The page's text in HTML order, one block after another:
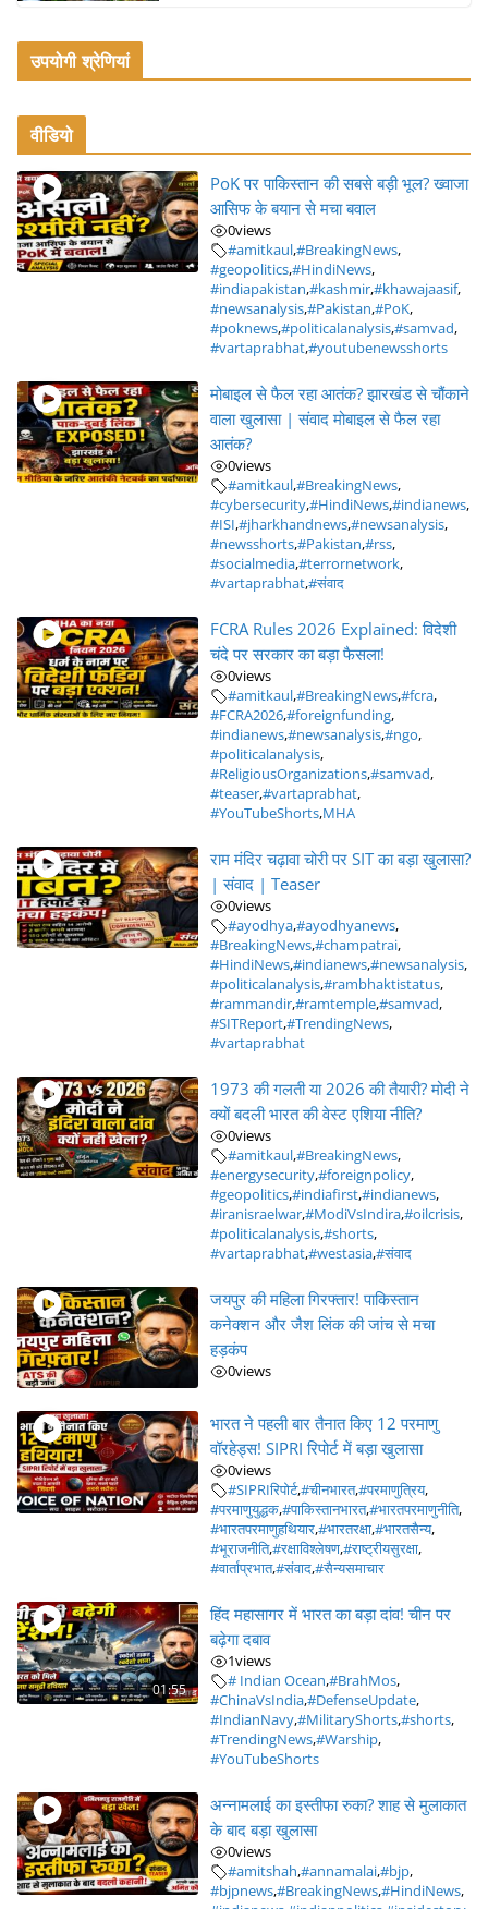
उपयोगी श्रेणियां
वीडियो
PoK पर पाकिस्तान की सबसे बड़ी भूल? ख्वाजा
आसिफ के बयान से मचा बवाल
0views
#amitkaul,#BreakingNews,
#geopolitics,#HindiNews,
#indiapakistan,#kashmir,#khawajaasif,
#newsanalysis,#Pakistan,#PoK,
#poknews,#politicalanalysis,#samvad,
#vartaprabhat,#youtubenewsshorts
मोबाइल से फैल रहा आतंक? झारखंड से चौंकाने
वाला खुलासा | संवाद मोबाइल से फैल रहा
आतंक?
0views
#amitkaul,#BreakingNews,
#cybersecurity,#HindiNews,#indianews,
#ISI,#jharkhandnews,#newsanalysis,
#newsshorts,#Pakistan,#rss,
#socialmedia,#terrornetwork,
#vartaprabhat,#संवाद
FCRA Rules 2026 Explained: विदेशी
चंदे पर सरकार का बड़ा फैसला!
0views
#amitkaul,#BreakingNews,#fcra,
#FCRA2026,#foreignfunding,
#indianews,#newsanalysis,#ngo,
#politicalanalysis,
#ReligiousOrganizations,#samvad,
#teaser,#vartaprabhat,
#YouTubeShorts,MHA
राम मंदिर चढ़ावा चोरी पर SIT का बड़ा खुलासा?
| संवाद | Teaser
0views
#ayodhya,#ayodhyanews,
#BreakingNews,#champatrai,
#HindiNews,#indianews,#newsanalysis,
#politicalanalysis,#rambhaktistatus,
#rammandir,#ramtemple,#samvad,
#SITReport,#TrendingNews,
#vartaprabhat
1973 की गलती या 2026 की तैयारी? मोदी ने
क्यों बदली भारत की वेस्ट एशिया नीति?
0views
#amitkaul,#BreakingNews,
#energysecurity,#foreignpolicy,
#geopolitics,#indiafirst,#indianews,
#iranisraelwar,#ModiVsIndira,#oilcrisis,
#politicalanalysis,#shorts,
#vartaprabhat,#westasia,#संवाद
जयपुर की महिला गिरफ्तार! पाकिस्तान
कनेक्शन और जैश लिंक की जांच से मचा
हड़कंप
0views
भारत ने पहली बार तैनात किए 12 परमाणु
वॉरहेड्स! SIPRI रिपोर्ट में बड़ा खुलासा
0views
#SIPRIरिपोर्ट,#चीनभारत,#परमाणुत्रिय,
#परमाणुयुद्धक,#पाकिस्तानभारत,#भारतपरमाणुनीति,
#भारतपरमाणुहथियार,#भारतरक्षा,#भारतसैन्य,
#भूराजनीति,#रक्षाविश्लेषण,#राष्ट्रीयसुरक्षा,
#वार्ताप्रभात,#संवाद,#सैन्यसमाचार
01:55
हिंद महासागर में भारत का बड़ा दांव! चीन पर
बढ़ेगा दबाव
1views
# Indian Ocean,#BrahMos,
#ChinaVsIndia,#DefenseUpdate,
#IndianNavy,#MilitaryShorts,#shorts,
#TrendingNews,#Warship,
#YouTubeShorts
अन्नामलाई का इस्तीफा रुका? शाह से मुलाकात
के बाद बड़ा खुलासा
0views
#amitshah,#annamalai,#bjp,
#bjpnews,#BreakingNews,#HindiNews,